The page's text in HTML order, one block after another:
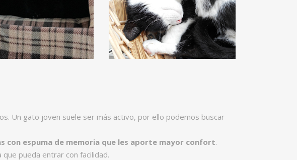
Un gato joven suele ser más activo, por ello podemos buscar
con espuma de memoria que les aporte mayor confort.
pueda entrar con facilidad.